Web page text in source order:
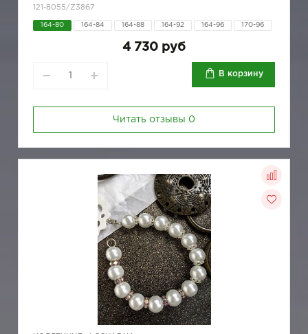
121-8055/Z3867
164-80 164-84 164-88 164-92 164-96 170-96
4 730 руб
В корзину
Читать отзывы 0